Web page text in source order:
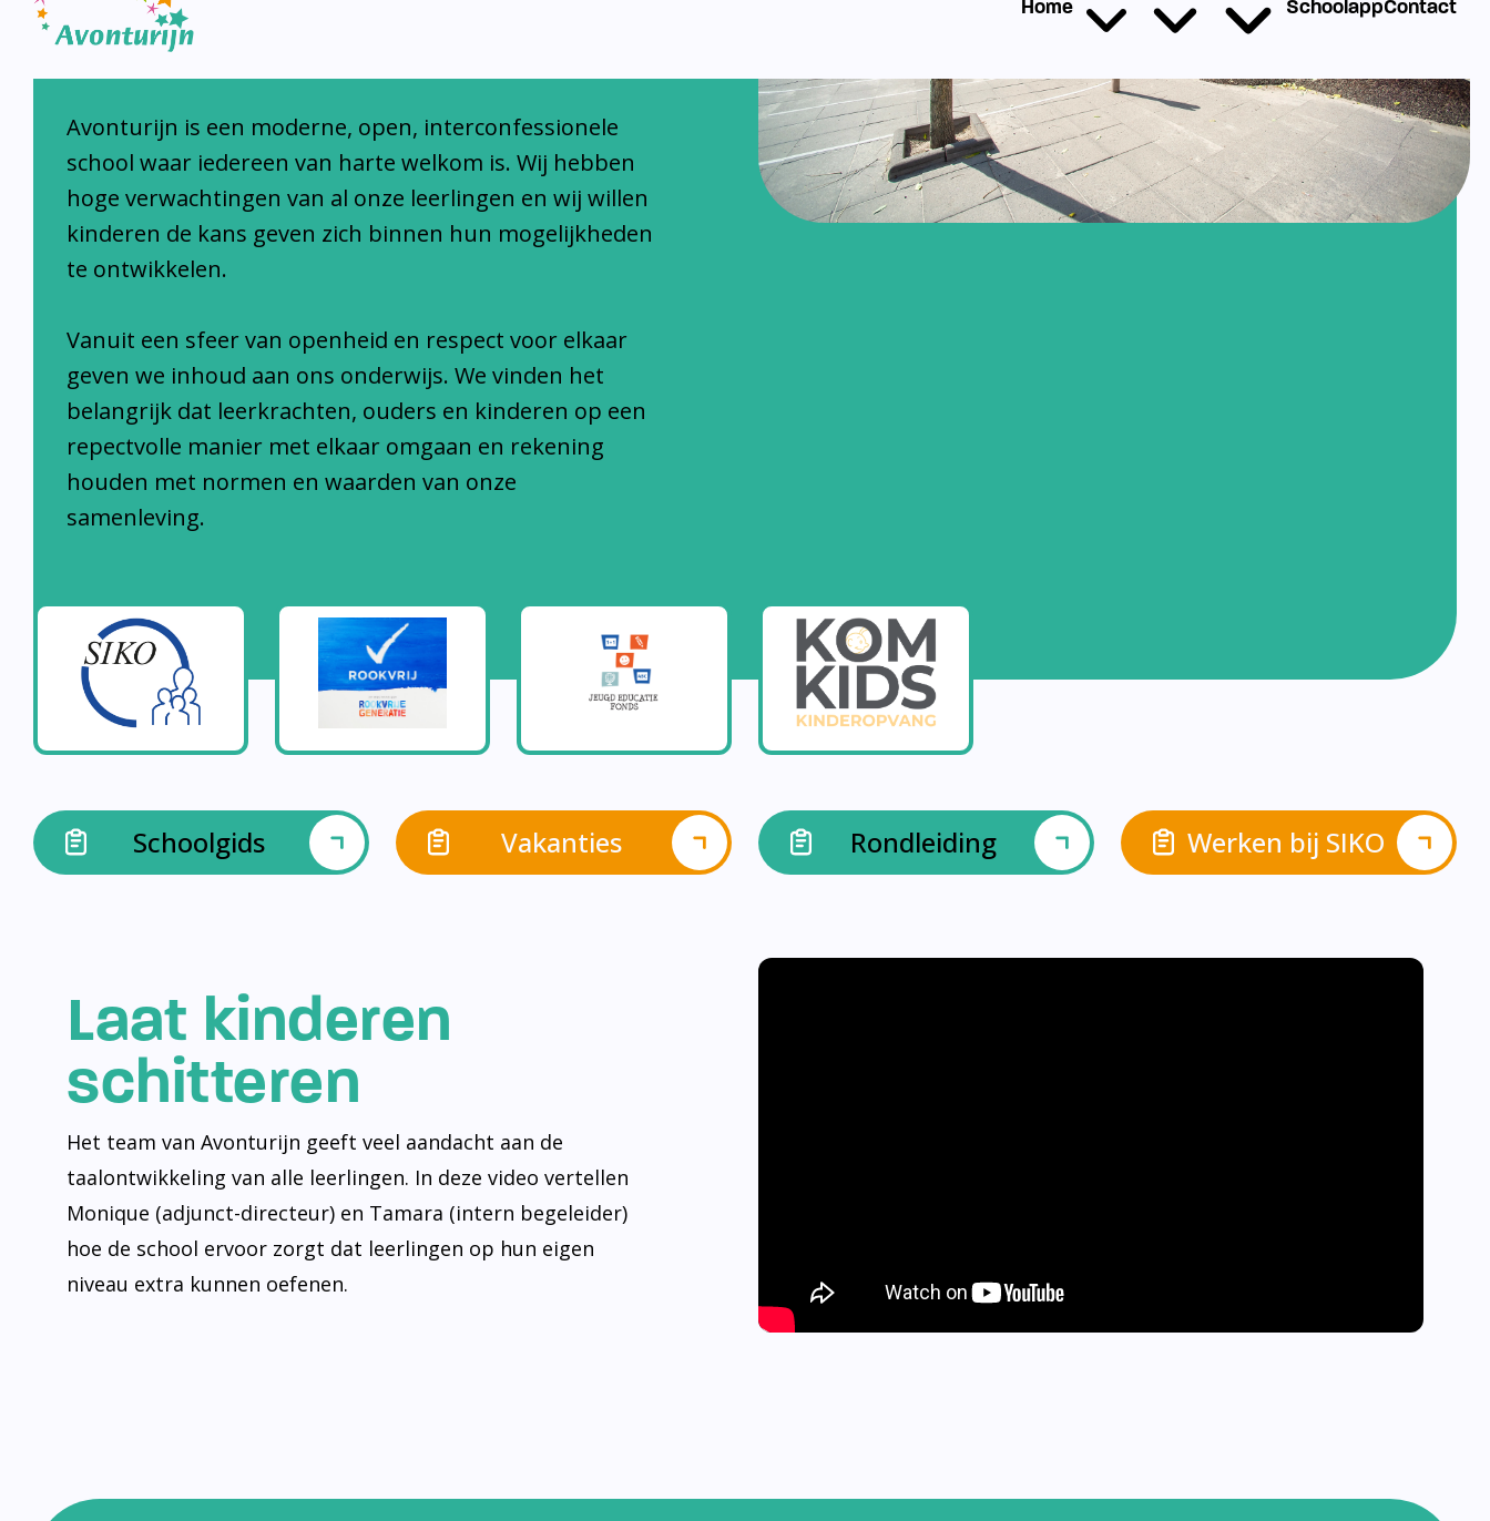
Avonturijn laat kinderen schitteren
Avonturijn is een moderne, open, interconfessionele
school waar iedereen van harte welkom is. Wij hebben
hoge verwachtingen van al onze leerlingen en wij willen
kinderen de kans geven zich binnen hun mogelijkheden
te ontwikkelen.
Vanuit een sfeer van openheid en respect voor elkaar
geven we inhoud aan ons onderwijs. We vinden het
belangrijk dat leerkrachten, ouders en kinderen op een
repectvolle manier met elkaar omgaan en rekening
houden met normen en waarden van onze
samenleving.
Schoolgids Vakanties Rondleiding Werken bij SIKO
Laat kinderen
schitteren
Het team van Avonturijn geeft veel aandacht aan de
taalontwikkeling van alle leerlingen. In deze video vertellen
Monique (adjunct-directeur) en Tamara (intern begeleider)
hoe de school ervoor zorgt dat leerlingen op hun eigen
niveau extra kunnen oefenen.